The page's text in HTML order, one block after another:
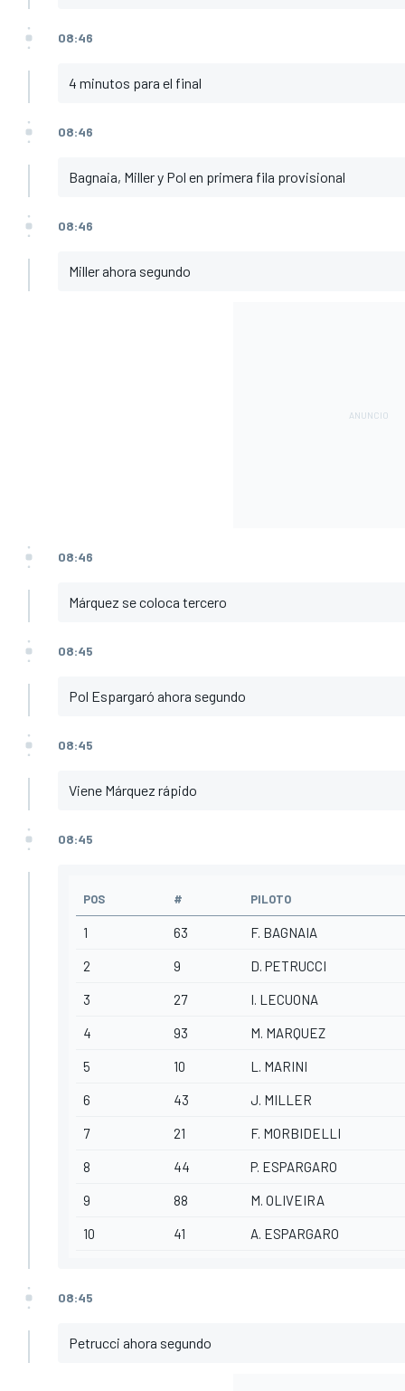
08:46
4 minutos para el final
08:46
Bagnaia, Miller y Pol en primera fila provisional
08:46
Miller ahora segundo
08:46
Márquez se coloca tercero
08:45
Pol Espargaró ahora segundo
08:45
Viene Márquez rápido
08:45
POS # PILOTO
1 63 F. BAGNAIA
2 9 D. PETRUCCI
3 27 I. LECUONA
4 93 M. MARQUEZ
5 10 L. MARINI
6 43 J. MILLER
7 21 F. MORBIDELLI
8 44 P. ESPARGARO
9 88 M. OLIVEIRA
10 41 A. ESPARGARO
08:45
Petrucci ahora segundo